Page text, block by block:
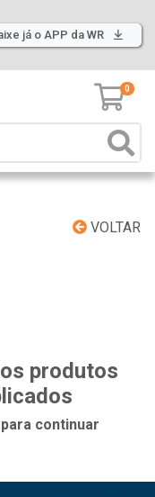
já o APP da WR
0
VOLTAR
produtos
continuar